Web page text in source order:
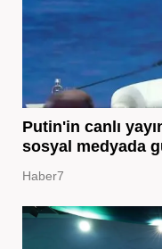
Putin'in canlı
sosyal medyada
Haber7